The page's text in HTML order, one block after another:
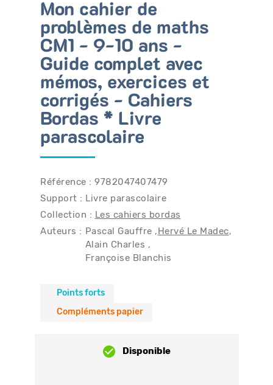
Mon cahier de
problèmes de maths
CM1 - 9-10 ans -
Guide complet avec
mémos, exercices et
corrigés - Cahiers
Bordas * Livre
parascolaire
Référence : 9782047407479
Support : Livre parascolaire
Collection : Les cahiers bordas
Auteurs : Pascal Gauffre
Hervé Le Madec
Alain Charles
Françoise Blanchis
Points forts
Compléments papier
Disponible